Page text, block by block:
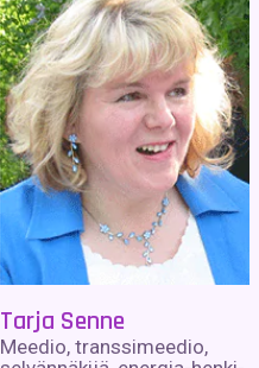
Tarja Senne
Meedio, transsimeedio,